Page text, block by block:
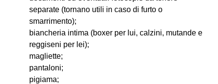
separate (tornano utili in caso di furto o
smarrimento);
biancheria intima (boxer per lui, calzini, mutande e
reggiseni per lei);
magliette;
pantaloni;
pigiama;